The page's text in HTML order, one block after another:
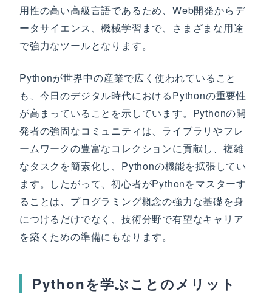
用性の高い高級言語であるため、Web開発からデ
ータサイエンス、機械学習まで、さまざまな用途
で強力なツールとなります。
Pythonが世界中の産業で広く使われていること
も、今日のデジタル時代におけるPythonの重要性
が高まっていることを示しています。Pythonの開
発者の強固なコミュニティは、ライブラリやフレ
ームワークの豊富なコレクションに貢献し、複雑
なタスクを簡素化し、Pythonの機能を拡張してい
ます。したがって、初心者がPythonをマスターす
ることは、プログラミング概念の強力な基礎を身
につけるだけでなく、技術分野で有望なキャリア
を築くための準備にもなります。
Pythonを学ぶことのメリット